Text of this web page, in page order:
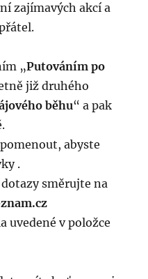
zajímavých akcí a
„Putováním po
již druhého
běhu“ a pak
abyste
.
směrujte na
uvedené v položce